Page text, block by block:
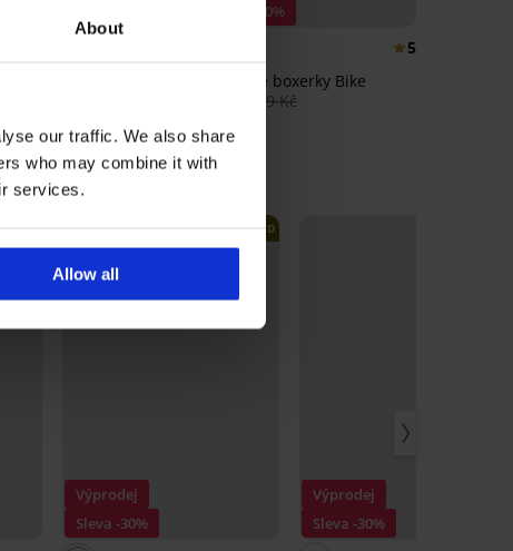
About
our traffic. We also share
who may combine it with
services.
Allow all
Sleva -30%
5
Bavlněné boxerky Bike
499 Kč
Výprodej
Sleva -30%
LIMITED
Výprodej
Sleva -30%